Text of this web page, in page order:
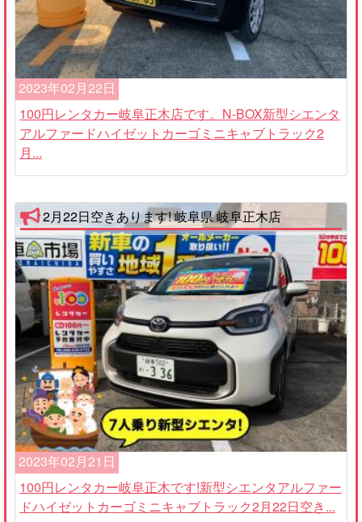
2023年02月22日
100円レンタカー岐阜正木店です。N-BOX新型シエンタ
アルファードハイゼットカーゴミニキャブトラック2
月...
2月22日空きあります! 岐阜県 岐阜正木店
2023年02月21日
100円レンタカー岐阜正木です!新型シエンタアルファー
ドハイゼットカーゴミニキャブトラック2月22日空き...